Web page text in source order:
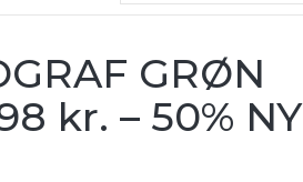
GRØN
kr. – 50%